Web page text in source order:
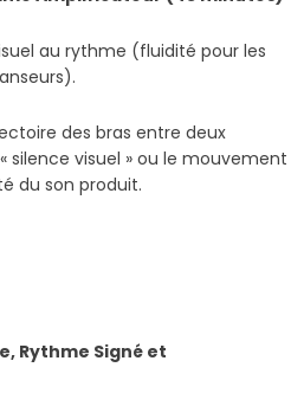
au rythme (fluidité pour les
des bras entre deux
silence visuel » ou le mouvement
du son produit.
Rythme Signé et